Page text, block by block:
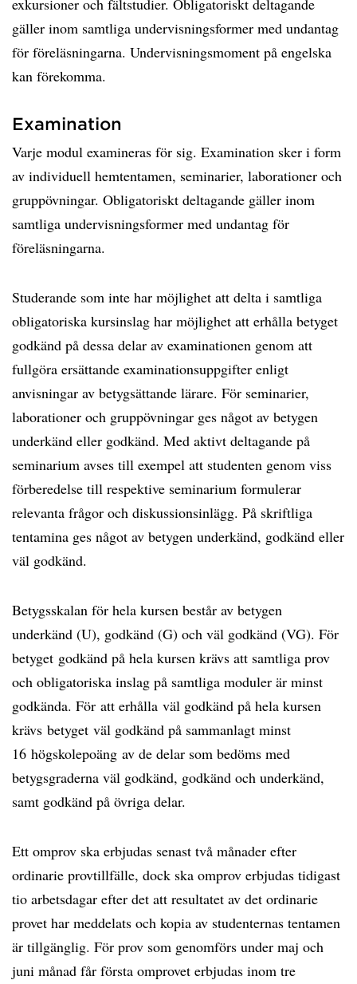
exkursioner och fältstudier. Obligatoriskt deltagande
gäller inom samtliga undervisningsformer med undantag
för föreläsningarna. Undervisningsmoment på engelska
kan förekomma.
Examination
Varje modul examineras för sig. Examination sker i form
av individuell hemtentamen, seminarier, laborationer och
gruppövningar. Obligatoriskt deltagande gäller inom
samtliga undervisningsformer med undantag för
föreläsningarna.
Studerande som inte har möjlighet att delta i samtliga
obligatoriska kursinslag har möjlighet att erhålla betyget
godkänd på dessa delar av examinationen genom att
fullgöra ersättande examinationsuppgifter enligt
anvisningar av betygsättande lärare. För seminarier,
laborationer och gruppövningar ges något av betygen
underkänd eller godkänd. Med aktivt deltagande på
seminarium avses till exempel att studenten genom viss
förberedelse till respektive seminarium formulerar
relevanta frågor och diskussionsinlägg. På skriftliga
tentamina ges något av betygen underkänd, godkänd eller
väl godkänd.
Betygsskalan för hela kursen består av betygen
underkänd (U), godkänd (G) och väl godkänd (VG). För
betyget godkänd på hela kursen krävs att samtliga prov
och obligatoriska inslag på samtliga moduler är minst
godkända. För att erhålla väl godkänd på hela kursen
krävs betyget väl godkänd på sammanlagt minst
16 högskolepoäng av de delar som bedöms med
betygsgraderna väl godkänd, godkänd och underkänd,
samt godkänd på övriga delar.
Ett omprov ska erbjudas senast två månader efter
ordinarie provtillfälle, dock ska omprov erbjudas tidigast
tio arbetsdagar efter det att resultatet av det ordinarie
provet har meddelats och kopia av studenternas tentamen
är tillgänglig. För prov som genomförs under maj och
juni månad får första omprovet erbjudas inom tre